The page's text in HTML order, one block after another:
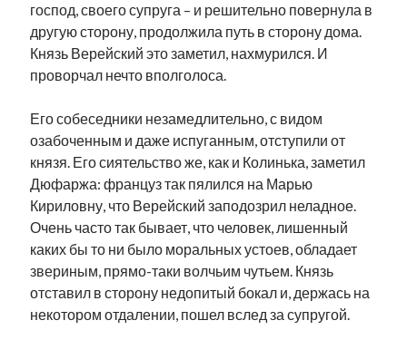
господ, своего супруга – и решительно повернула в
другую сторону, продолжила путь в сторону дома.
Князь Верейский это заметил, нахмурился. И
проворчал нечто вполголоса.
Его собеседники незамедлительно, с видом
озабоченным и даже испуганным, отступили от
князя. Его сиятельство же, как и Колинька, заметил
Дюфаржа: француз так пялился на Марью
Кириловну, что Верейский заподозрил неладное.
Очень часто так бывает, что человек, лишенный
каких бы то ни было моральных устоев, обладает
звериным, прямо-таки волчьим чутьем. Князь
отставил в сторону недопитый бокал и, держась на
некотором отдалении, пошел вслед за супругой.